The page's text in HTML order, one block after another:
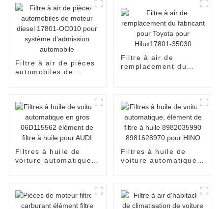
Filtre à air de pièces
automobiles de
automobile
Filtre à air de
remplacement du
Filtres à huile de
voiture automatique
Filtres à huile de
voiture automatique,
HINO